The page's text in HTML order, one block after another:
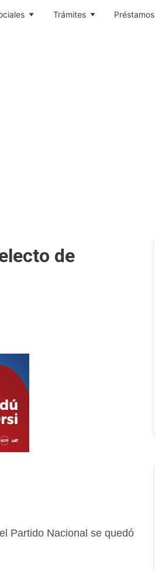
Trámites Préstamos
de
Partido Nacional se quedó